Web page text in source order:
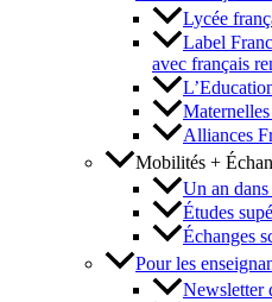
Lycée
Label
avec français
Alliances
Mobilités +
Un an
Études
Échanges
Pour les
Newsletter